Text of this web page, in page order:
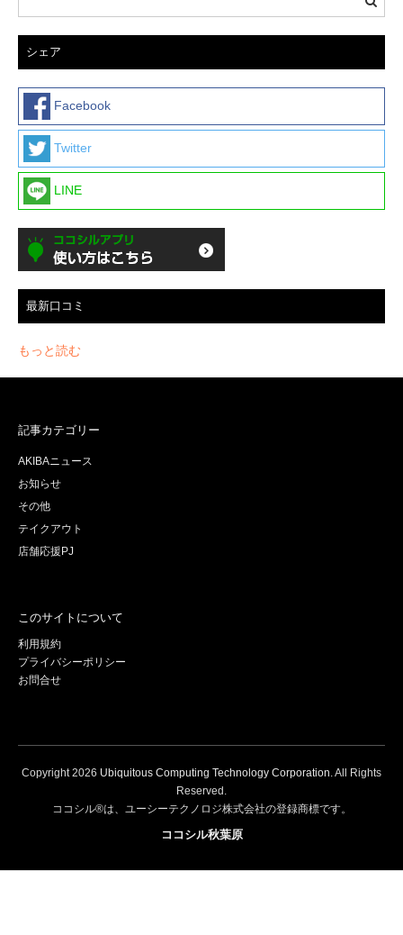
シェア
Facebook
Twitter
LINE
最新口コミ
もっと読む
記事カテゴリー
AKIBAニュース
お知らせ
その他
テイクアウト
店舗応援PJ
このサイトについて
利用規約
プライバシーポリシー
お問合せ
Copyright2026 Ubiquitous Computing Technology Corporation. All Rights
Reserved.
ココシル®は、ユーシーテクノロジ株式会社の登録商標です。
ココシル秋葉原